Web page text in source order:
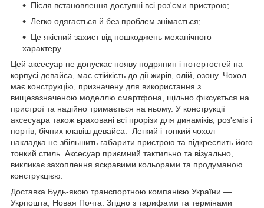
Після встановлення доступні всі роз'єми пристрою;
Легко одягається й без проблем знімається;
Це якісний захист від пошкоджень механічного
характеру.
Цей аксесуар не допускає появу подряпин і потертостей на
корпусі девайса, має стійкість до дії жирів, олій, озону. Чохол
має конструкцію, призначену для використання з
вищезазначеною моделлю смартфона, щільно фіксується на
пристрої та надійно тримається на ньому. У конструкції
аксесуара також враховані всі прорізи для динаміків, роз'ємів і
портів, бічних клавіш девайса. Легкий і тонкий чохол —
накладка не збільшить габарити пристрою та підкреслить його
тонкий стиль. Аксесуар приємний тактильно та візуально,
викликає захоплення яскравими кольорами та продуманою
конструкцією.
Доставка Будь-якою транспортною компанією України —
Укрпошта, Новая Почта. Згідно з тарифами та термінами